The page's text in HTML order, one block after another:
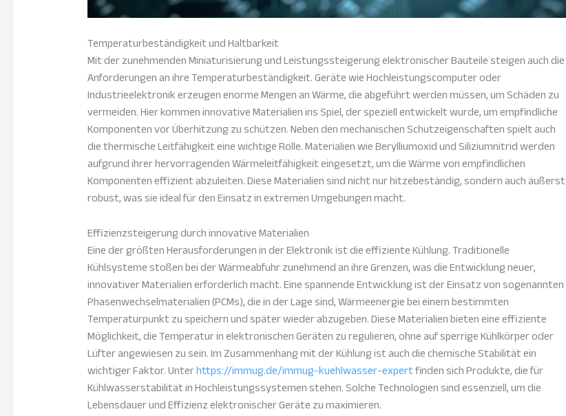
Temperaturbeständigkeit und Haltbarkeit
Mit der zunehmenden Miniaturisierung und Leistungssteigerung elektronischer Bauteile steigen auch die
Anforderungen an ihre Temperaturbeständigkeit. Geräte wie Hochleistungscomputer oder
Industrieelektronik erzeugen enorme Mengen an Wärme, die abgeführt werden müssen, um Schäden zu
vermeiden. Hier kommen innovative Materialien ins Spiel, der speziell entwickelt wurde, um empfindliche
Komponenten vor Überhitzung zu schützen. Neben den mechanischen Schutzeigenschaften spielt auch
die thermische Leitfähigkeit eine wichtige Rolle. Materialien wie Berylliumoxid und Siliziumnitrid werden
aufgrund ihrer hervorragenden Wärmeleitfähigkeit eingesetzt, um die Wärme von empfindlichen
Komponenten effizient abzuleiten. Diese Materialien sind nicht nur hitzebeständig, sondern auch äußerst
robust, was sie ideal für den Einsatz in extremen Umgebungen macht.
Effizienzsteigerung durch innovative Materialien
Eine der größten Herausforderungen in der Elektronik ist die effiziente Kühlung. Traditionelle
Kühlsysteme stoßen bei der Wärmeabfuhr zunehmend an ihre Grenzen, was die Entwicklung neuer,
innovativer Materialien erforderlich macht. Eine spannende Entwicklung ist der Einsatz von sogenannten
Phasenwechselmaterialien (PCMs), die in der Lage sind, Wärmeenergie bei einem bestimmten
Temperaturpunkt zu speichern und später wieder abzugeben. Diese Materialien bieten eine effiziente
Möglichkeit, die Temperatur in elektronischen Geräten zu regulieren, ohne auf sperrige Kühlkörper oder
Lüfter angewiesen zu sein. Im Zusammenhang mit der Kühlung ist auch die chemische Stabilität ein
wichtiger Faktor. Unterhttps://immug.de/immug-kuehlwasser-expertfinden sich Produkte, die für
Kühlwasserstabilität in Hochleistungssystemen stehen. Solche Technologien sind essenziell, um die
Lebensdauer und Effizienz elektronischer Geräte zu maximieren.